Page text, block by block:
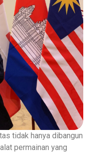
tidak hanya dibangun
permainan yang